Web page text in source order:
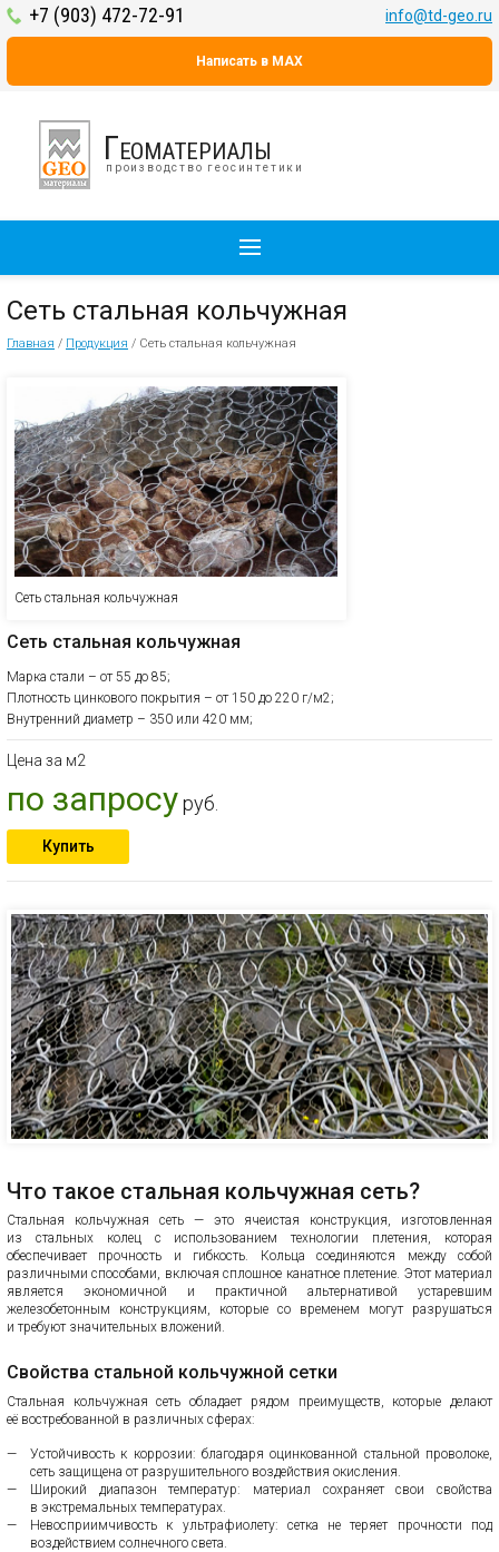
+7 (903) 472-72-91 info@td-geo.ru
Написать в MAX
Геоматериалы
производство геосинтетики
Сеть стальная кольчужная
Главная / Продукция / Сеть стальная кольчужная
Сеть стальная кольчужная
Сеть стальная кольчужная
Марка стали – от 55 до 85;
Плотность цинкового покрытия – от 150 до 220 г/м2;
Внутренний диаметр – 350 или 420 мм;
Цена за м2
по запросуруб.
Купить
Что такое стальная кольчужная сеть?
Стальная кольчужная сеть — это ячеистая конструкция, изготовленная
из стальных колец с использованием технологии плетения, которая
обеспечивает прочность и гибкость. Кольца соединяются между собой
различными способами, включая сплошное канатное плетение. Этот материал
является экономичной и практичной альтернативой устаревшим
железобетонным конструкциям, которые со временем могут разрушаться
и требуют значительных вложений.
Свойства стальной кольчужной сетки
Стальная кольчужная сеть обладает рядом преимуществ, которые делают
её востребованной в различных сферах:
Устойчивость к коррозии: благодаря оцинкованной стальной проволоке,
сеть защищена от разрушительного воздействия окисления.
Широкий диапазон температур: материал сохраняет свои свойства
в экстремальных температурах.
Невосприимчивость к ультрафиолету: сетка не теряет прочности под
воздействием солнечного света.